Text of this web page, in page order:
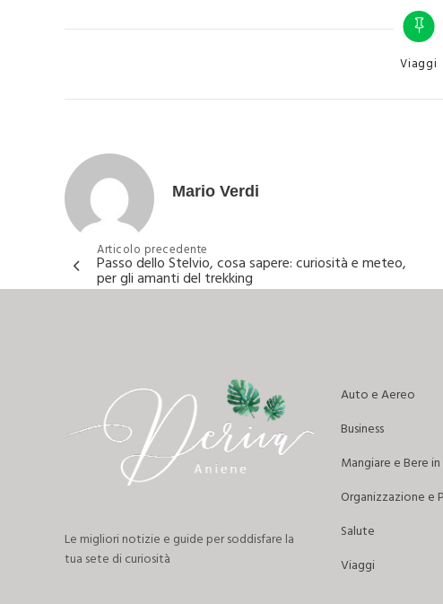
Categories
Viaggi
Mario Verdi
Navigazione
articoli
Articolo precedente
Passo dello Stelvio, cosa sapere: curiosità e meteo,
per gli amanti del trekking
Le migliori notizie e guide per soddisfare la
tua sete di curiosità
Auto e Aereo
Business
Mangiare e Bere
Organizzazione e
Salute
Viaggi